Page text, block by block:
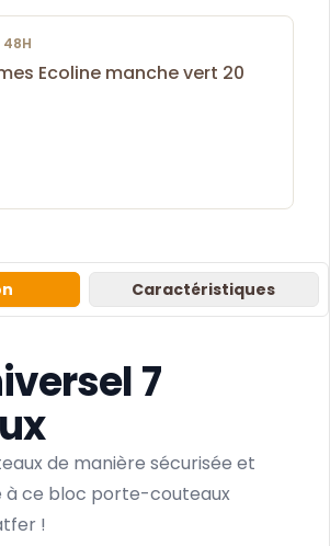
48H
Ecoline manche vert 20
Caractéristiques
7
de manière sécurisée et
à ce bloc porte-couteaux
!